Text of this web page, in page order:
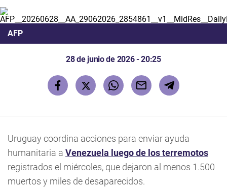
AFP
28 de junio de 2026 - 20:25
Uruguay coordina acciones para enviar ayuda
humanitaria a Venezuela luego de los terremotos
registrados el miércoles, que dejaron al menos 1.500
muertos y miles de desaparecidos.